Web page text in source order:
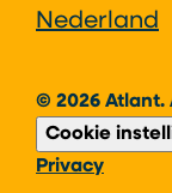
Nederland
© 2026 Atlant.
Cookie
Privacy